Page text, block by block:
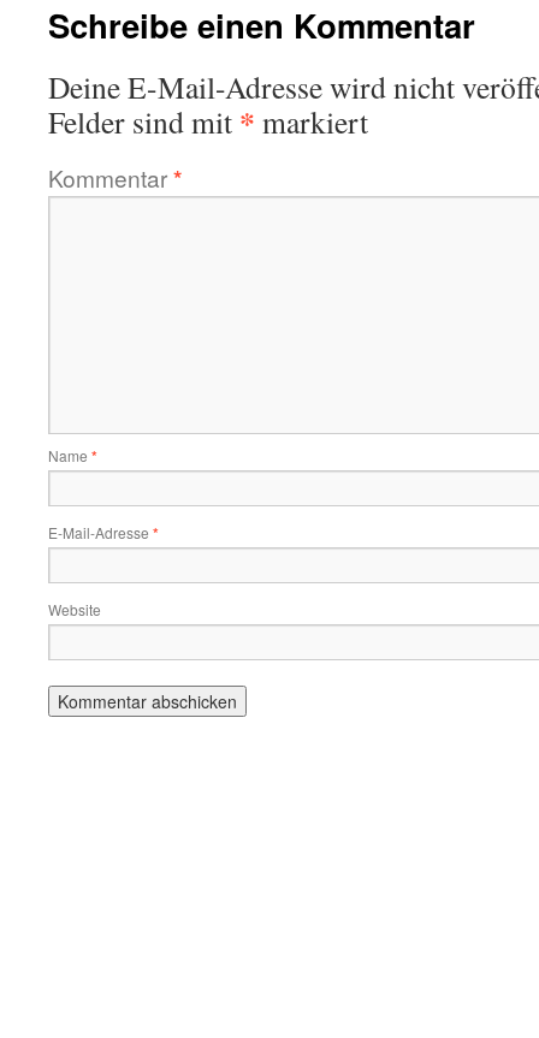
Schreibe einen Kommentar
Deine E-Mail-Adresse wird nicht
Felder sind mit * markiert
Kommentar*
Name *
E-Mail-Adresse *
Website